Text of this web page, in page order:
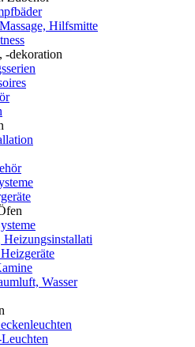
Hilfsmitte
-dekoration
Heizungsinstallati
Wasser